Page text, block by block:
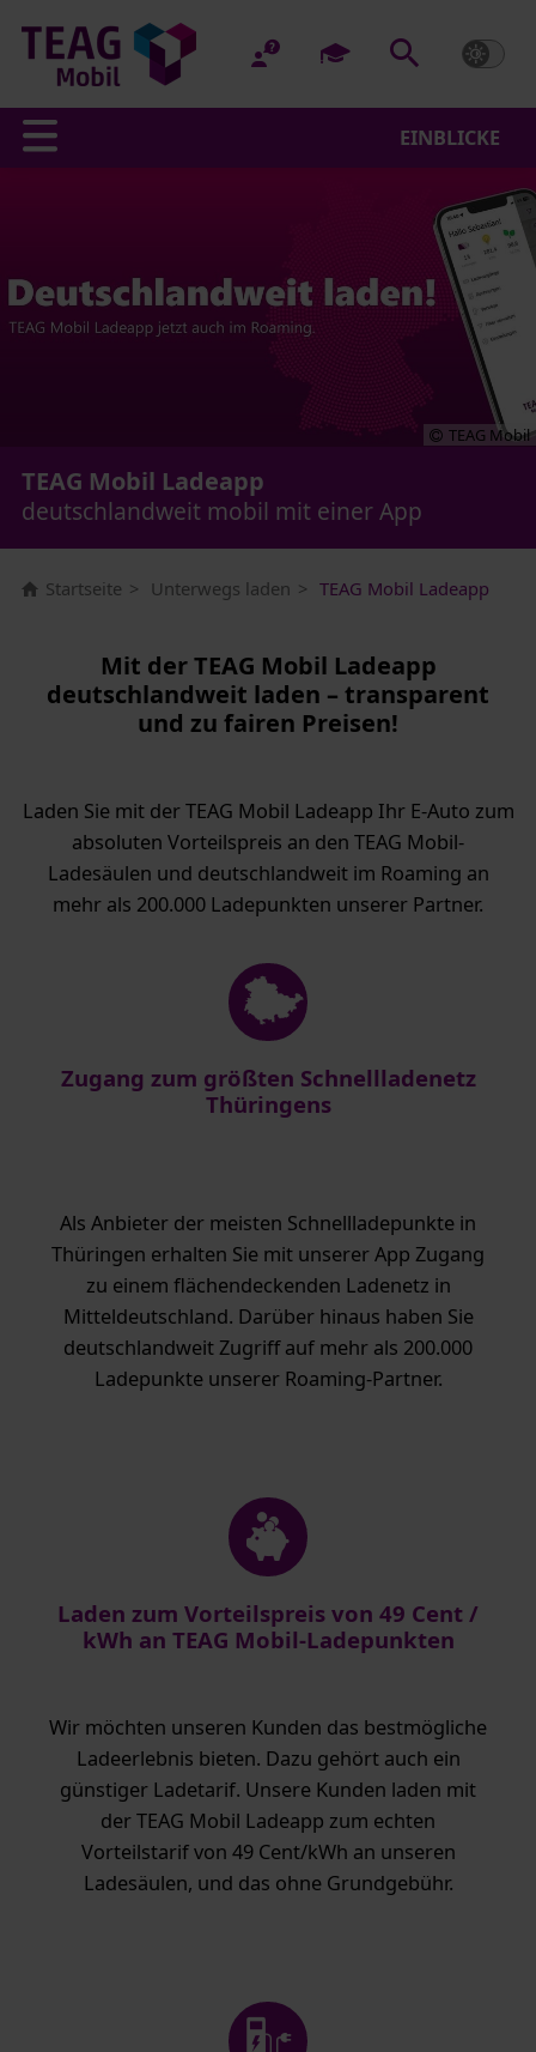
EINBLICKE
TEAG Mobil
TEAG Mobil Ladeapp
deutschlandweit mobil mit einer App
Startseite Unterwegs laden TEAG Mobil Ladeapp
Mit der TEAG Mobil Ladeapp
deutschlandweit laden – transparent
und zu fairen Preisen!
Laden Sie mit der TEAG Mobil Ladeapp Ihr E-Auto zum
absoluten Vorteilspreis an den TEAG Mobil-
Ladesäulen und deutschlandweit im Roaming an
mehr als 200.000 Ladepunkten unserer Partner.
Zugang zum größten Schnellladenetz
Thüringens
Als Anbieter der meisten Schnellladepunkte in
Thüringen erhalten Sie mit unserer App Zugang
zu einem flächendeckenden Ladenetz in
Mitteldeutschland. Darüber hinaus haben Sie
deutschlandweit Zugriff auf mehr als 200.000
Ladepunkte unserer Roaming-Partner.
Laden zum Vorteilspreis von 49 Cent /
kWh an TEAG Mobil-Ladepunkten
Wir möchten unseren Kunden das bestmögliche
Ladeerlebnis bieten. Dazu gehört auch ein
günstiger Ladetarif. Unsere Kunden laden mit
der TEAG Mobil Ladeapp zum echten
Vorteilstarif von 49 Cent/kWh an unseren
Ladesäulen, und das ohne Grundgebühr.